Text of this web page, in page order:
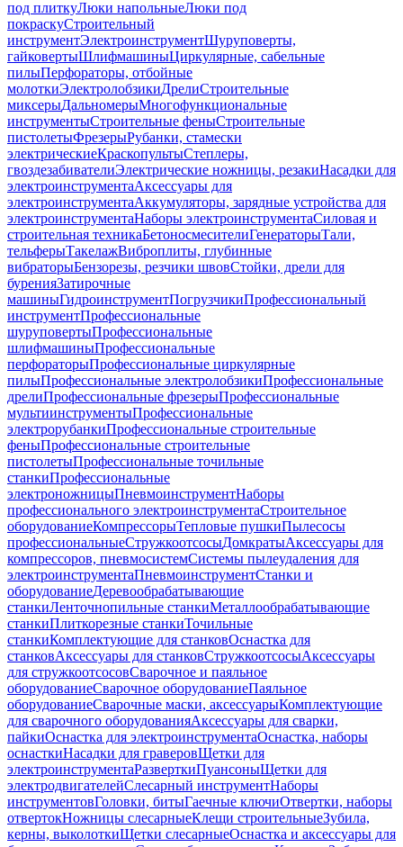
под плиткуЛюки напольныеЛюки под
покраскуСтроительный
инструментЭлектроинструментШуруповерты,
гайковертыШлифмашиныЦиркулярные, сабельные
пилыПерфораторы, отбойные
молоткиЭлектролобзикиДрелиСтроительные
миксерыДальномерыМногофункциональные
инструментыСтроительные феныСтроительные
пистолетыФрезерыРубанки, стамески
электрическиеКраскопультыСтеплеры,
гвоздезабивателиЭлектрические ножницы, резакиНасадки для
электроинструментаАксессуары для
электроинструментаАккумуляторы, зарядные устройства для
электроинструментаНаборы электроинструментаСиловая и
строительная техникаБетоносмесителиГенераторыТали,
тельферыТакелажВиброплиты, глубинные
вибраторыБензорезы, резчики швовСтойки, дрели для
буренияЗатирочные
машиныГидроинструментПогрузчикиПрофессиональный
инструментПрофессиональные
шуруповертыПрофессиональные
шлифмашиныПрофессиональные
перфораторыПрофессиональные циркулярные
пилыПрофессиональные электролобзикиПрофессиональные
дрелиПрофессиональные фрезерыПрофессиональные
мультиинструментыПрофессиональные
электрорубанкиПрофессиональные строительные
феныПрофессиональные строительные
пистолетыПрофессиональные точильные
станкиПрофессиональные
электроножницыПневмоинструментНаборы
профессионального электроинструментаСтроительное
оборудованиеКомпрессорыТепловые пушкиПылесосы
профессиональныеСтружкоотсосыДомкратыАксессуары для
компрессоров, пневмосистемСистемы пылеудаления для
электроинструментаПневмоинструментСтанки и
оборудованиеДеревообрабатывающие
станкиЛенточнопильные станкиМеталлообрабатывающие
станкиПлиткорезные станкиТочильные
станкиКомплектующие для станковОснастка для
станковАксессуары для станковСтружкоотсосыАксессуары
для стружкоотсосовСварочное и паяльное
оборудованиеСварочное оборудованиеПаяльное
оборудованиеСварочные маски, аксессуарыКомплектующие
для сварочного оборудованияАксессуары для сварки,
пайкиОснастка для электроинструментаОснастка, наборы
оснасткиНасадки для граверовЩетки для
электроинструментаРазверткиПуансоныЩетки для
электродвигателейСлесарный инструментНаборы
инструментовГоловки, битыГаечные ключиОтвертки, наборы
отвертокНожницы слесарныеКлещи строительныеЗубила,
керны, выколоткиЩетки слесарныеОснастка и аксессуары для